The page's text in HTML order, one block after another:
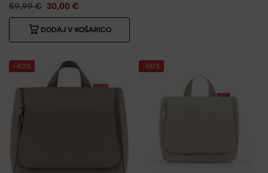
59,99€ 30,00 €
DODAJ V KOŠARICO
-40% -50%